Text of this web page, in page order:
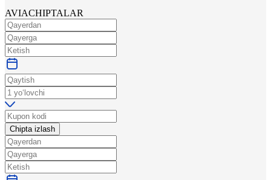
AVIACHIPTALAR
Chipta izlash